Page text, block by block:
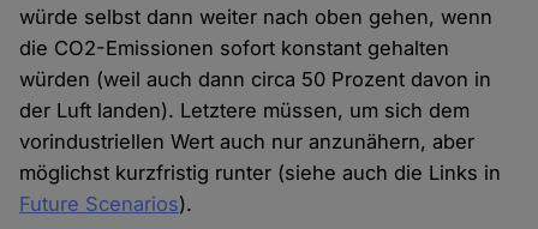
würde selbst dann weiter nach oben gehen, wenn
die CO2-Emissionen sofort konstant gehalten
würden (weil auch dann circa 50 Prozent davon in
der Luft landen). Letztere müssen, um sich dem
vorindustriellen Wert auch nur anzunähern, aber
möglichst kurzfristig runter (siehe auch die Links in
Future Scenarios).